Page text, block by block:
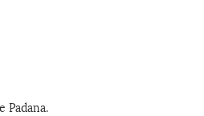
Padana.